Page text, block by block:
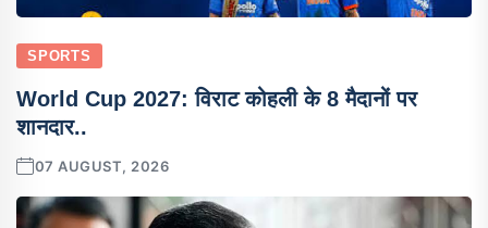
SPORTS
World Cup 2027: विराट कोहली के 8 मैदानों पर
शानदार..
07 AUGUST, 2026